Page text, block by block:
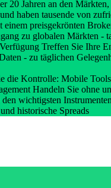
20 Jahren an den
haben tausende von
einem preisgekrönten
zu globalen Märkten -
Treffen Sie Ihre
- zu täglichen
die Kontrolle: Mobile
Handeln Sie ohne
wichtigsten
historische Spreads